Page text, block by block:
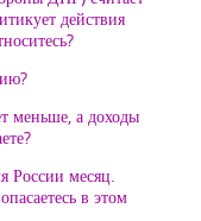
действия
меньше, а доходы
России месяц.
в этом